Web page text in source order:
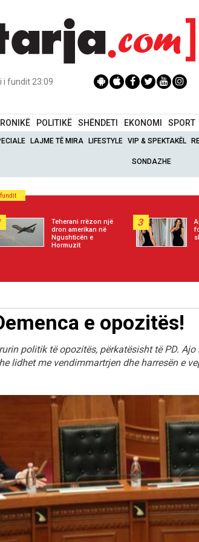
i fundit 23:09
POLITIKË SHËNDETI EKONOMI SPORT
LAJME TË MIRA LIFESTYLE VIP & SPEKTAKËL
SONDAZHE
fundit
Teherani rrëzon një
dron amerikan në
Ngushticën e
Hormuzit
3
e opozitës!
politik të opozitës, përkatësisht të PD.
lidhet me vendimmartrjen dhe harresën e